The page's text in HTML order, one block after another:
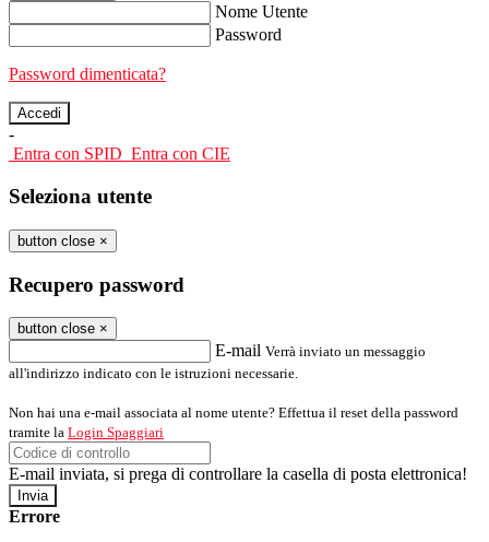
Nome Utente
Password
Password dimenticata?
-
Entra con SPID Entra con CIE
Seleziona utente
button close ×
Recupero password
button close ×
E-mail Verrà inviato un messaggio
all'indirizzo indicato con le istruzioni necessarie.
Non hai una e-mail associata al nome utente? Effettua il reset della password
tramite la Login Spaggiari
E-mail inviata, si prega di controllare la casella di posta elettronica!
Errore